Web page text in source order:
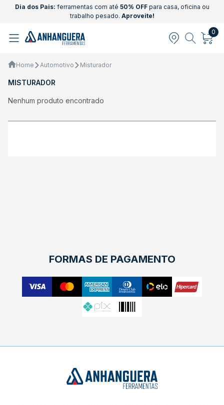
Dia dos Pais: ferramentas com até 50% OFFpara casa, oficina ou
trabalho pesado. Aproveite!
0
Home Automotivo Misturador
MISTURADOR
Nenhum produto encontrado
FORMAS DE PAGAMENTO